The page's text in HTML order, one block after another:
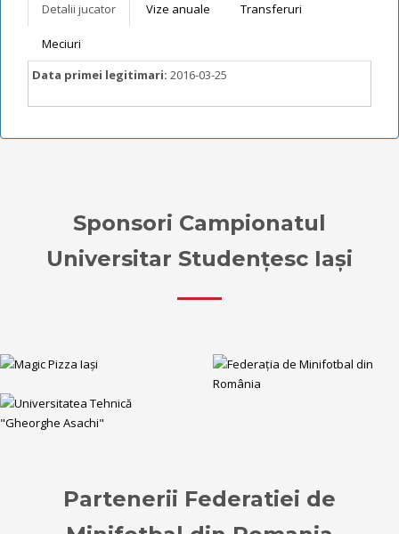
Detalii jucator Vize anuale Transferuri
Meciuri
Data primei legitimari: 2016-03-25
Sponsori Campionatul
Universitar Studențesc Iași
Partenerii Federatiei de